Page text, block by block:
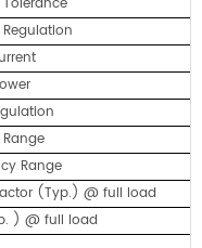
Range
(Typ.) @ full load
) @ full load